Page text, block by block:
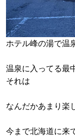
ホテル峰の湯で温
温泉に入ってる最
それは
なんだかあまり楽
今まで北海道に来